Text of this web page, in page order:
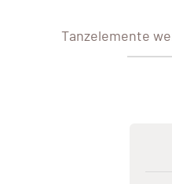
Tanzelemente